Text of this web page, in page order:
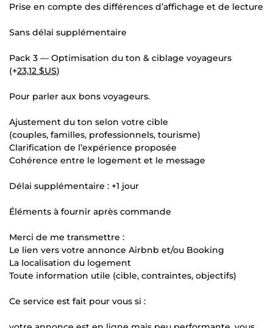
Prise en compte des différences d’affichage et de lecture
Sans délai supplémentaire
Pack 3 — Optimisation du ton & ciblage voyageurs
(+23,12 $US)
Pour parler aux bons voyageurs.
Ajustement du ton selon votre cible
(couples, familles, professionnels, tourisme)
Clarification de l’expérience proposée
Cohérence entre le logement et le message
Délai supplémentaire : +1 jour
Éléments à fournir après commande
Merci de me transmettre :
Le lien vers votre annonce Airbnb et/ou Booking
La localisation du logement
Toute information utile (cible, contraintes, objectifs)
Ce service est fait pour vous si :